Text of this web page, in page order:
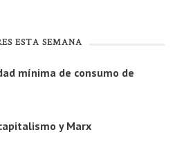
ESTA SEMANA
mínima de consumo de
y Marx